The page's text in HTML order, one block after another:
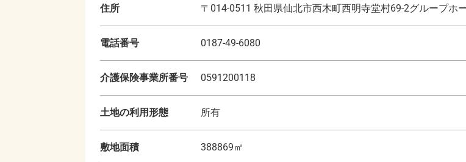
住所 〒 014-0511 秋田県仙北市西木町西明寺堂村69-2グループホ
電話番号 0187-49-6080
介護保険事業所番号 0591200118
土地の利用形態 所有
敷地面積 388869㎡